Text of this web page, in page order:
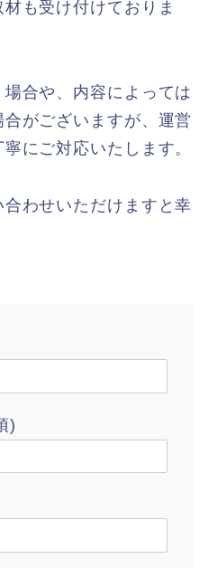
も受け付けておりま
合や、内容によっては
がございますが、運営
にご対応いたします。
わせいただけますと幸
)